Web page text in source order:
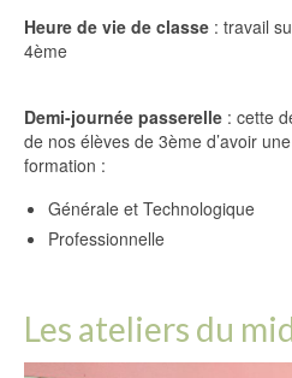
Heure de vie de classe : travail
4ème
Demi-journée passerelle : cette
de nos élèves de 3ème d’avoir
formation :
Générale et Technologique
Professionnelle
Les ateliers du